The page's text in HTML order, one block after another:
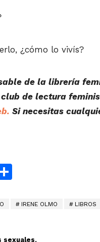
¿cómo lo vivís?
de la librería
club de lectura
Si necesitas
Email
IRENE OLMO LIBROS
sexuales,